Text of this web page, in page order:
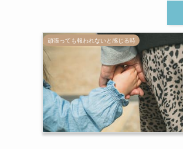
頑張っても報われないと感じる時